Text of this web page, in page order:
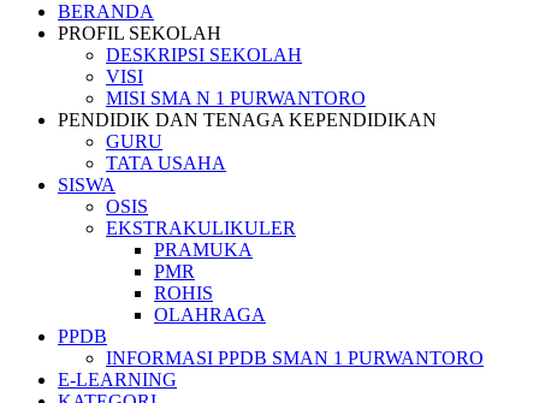
BERANDA
PROFIL SEKOLAH
DESKRIPSI SEKOLAH
VISI
MISI SMA N 1 PURWANTORO
PENDIDIK DAN TENAGA KEPENDIDIKAN
GURU
TATA USAHA
SISWA
OSIS
EKSTRAKULIKULER
PRAMUKA
PMR
ROHIS
OLAHRAGA
PPDB
INFORMASI PPDB SMAN 1 PURWANTORO
E-LEARNING